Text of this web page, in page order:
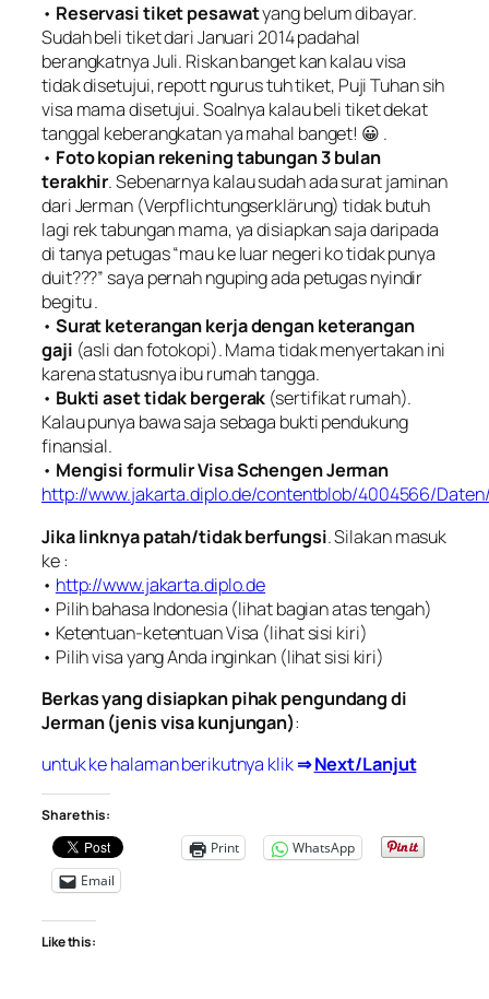
• Reservasi tiket pesawatyang belum dibayar.
Sudah beli tiket dari Januari 2014 padahal
berangkatnya Juli. Riskan banget kan kalau visa
tidak disetujui, repott ngurus tuh tiket, Puji Tuhan sih
visa mama disetujui. Soalnya kalau beli tiket dekat
tanggal keberangkatan ya mahal banget! 😀 .
• Foto kopian rekening tabungan 3 bulan
terakhir. Sebenarnya kalau sudah ada surat jaminan
dari Jerman (Verpflichtungserklärung) tidak butuh
lagi rek tabungan mama, ya disiapkan saja daripada
di tanya petugas “mau ke luar negeri ko tidak punya
duit???” saya pernah nguping ada petugas nyindir
begitu .
• Surat keterangan kerja dengan keterangan
gaji (asli dan fotokopi). Mama tidak menyertakan ini
karena statusnya ibu rumah tangga.
• Bukti aset tidak bergerak (sertifikat rumah).
Kalau punya bawa saja sebaga bukti pendukung
finansial.
• Mengisi formulir Visa Schengen Jerman
http://www.jakarta.diplo.de/contentblob/4004566/
Jika linknya patah/tidak berfungsi. Silakan masuk
ke :
• http://www.jakarta.diplo.de
• Pilih bahasa Indonesia (lihat bagian atas tengah)
• Ketentuan-ketentuan Visa (lihat sisi kiri)
• Pilih visa yang Anda inginkan (lihat sisi kiri)
Berkas yang disiapkan pihak pengundang di
Jerman (jenis visa kunjungan):
untuk ke halaman berikutnya klik⇒Next/Lanjut
Share this:
Print
WhatsApp
Email
Like this: